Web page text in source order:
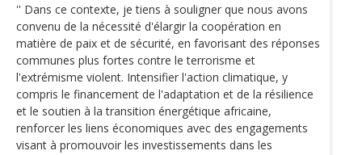
'' Dans ce contexte, je tiens à souligner que nous avons
convenu de la nécessité d'élargir la coopération en
matière de paix et de sécurité, en favorisant des réponses
communes plus fortes contre le terrorisme et
l'extrémisme violent. Intensifier l'action climatique, y
compris le financement de l'adaptation et de la résilience
et le soutien à la transition énergétique africaine,
renforcer les liens économiques avec des engagements
visant à promouvoir les investissements dans les